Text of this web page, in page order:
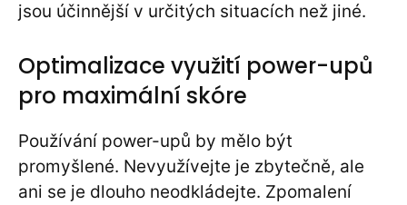
jsou účinnější v určitých situacích než jiné.
Optimalizace využití power-upů
pro maximální skóre
Používání power-upů by mělo být
promyšlené. Nevyužívejte je zbytečně, ale
ani se je dlouho neodkládejte. Zpomalení